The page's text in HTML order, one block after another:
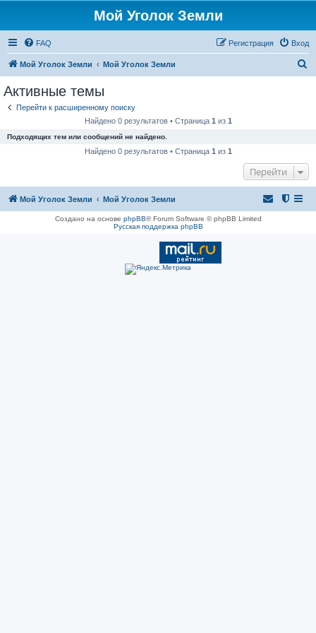
Мой Уголок Земли
FAQ Вход
Регистрация
Мой Уголок Земли Мой Уголок Земли
Активные темы
Перейти к расширенному поиску
Найдено 0 результатов • Страница 1 из 1
Подходящих тем или сообщений не найдено.
Найдено 0 результатов • Страница 1 из 1
Перейти
Мой Уголок Земли Мой Уголок Земли
Создано на основе phpBB® Forum Software © phpBB Limited
Русская поддержка phpBB